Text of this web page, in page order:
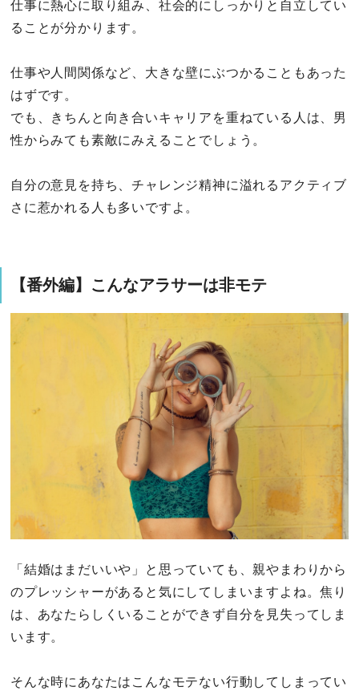
仕事に熱心に取り組み、社会的にしっかりと自立してい
ることが分かります。
仕事や人間関係など、大きな壁にぶつかることもあった
はずです。
でも、きちんと向き合いキャリアを重ねている人は、男
性からみても素敵にみえることでしょう。
自分の意見を持ち、チャレンジ精神に溢れるアクティブ
さに惹かれる人も多いですよ。
【番外編】こんなアラサーは非モテ
「結婚はまだいいや」と思っていても、親やまわりから
のプレッシャーがあると気にしてしまいますよね。焦り
は、あなたらしくいることができず自分を見失ってしま
います。
そんな時にあなたはこんなモテない行動してしまってい